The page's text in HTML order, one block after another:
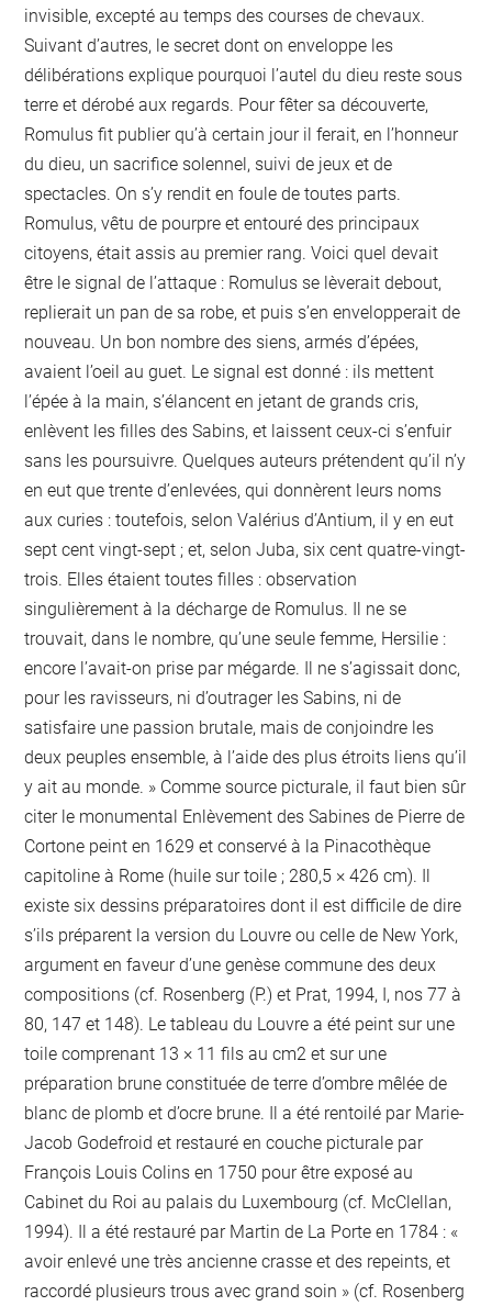
invisible, excepté au temps des courses de chevaux.
Suivant d’autres, le secret dont on enveloppe les
délibérations explique pourquoi l’autel du dieu reste sous
terre et dérobé aux regards. Pour fêter sa découverte,
Romulus fit publier qu’à certain jour il ferait, en l’honneur
du dieu, un sacrifice solennel, suivi de jeux et de
spectacles. On s’y rendit en foule de toutes parts.
Romulus, vêtu de pourpre et entouré des principaux
citoyens, était assis au premier rang. Voici quel devait
être le signal de l’attaque : Romulus se lèverait debout,
replierait un pan de sa robe, et puis s’en envelopperait de
nouveau. Un bon nombre des siens, armés d’épées,
avaient l’oeil au guet. Le signal est donné : ils mettent
l’épée à la main, s’élancent en jetant de grands cris,
enlèvent les filles des Sabins, et laissent ceux-ci s’enfuir
sans les poursuivre. Quelques auteurs prétendent qu’il n’y
en eut que trente d’enlevées, qui donnèrent leurs noms
aux curies : toutefois, selon Valérius d’Antium, il y en eut
sept cent vingt-sept ; et, selon Juba, six cent quatre-vingt-
trois. Elles étaient toutes filles : observation
singulièrement à la décharge de Romulus. Il ne se
trouvait, dans le nombre, qu’une seule femme, Hersilie :
encore l’avait-on prise par mégarde. Il ne s’agissait donc,
pour les ravisseurs, ni d’outrager les Sabins, ni de
satisfaire une passion brutale, mais de conjoindre les
deux peuples ensemble, à l’aide des plus étroits liens qu’il
y ait au monde. » Comme source picturale, il faut bien sûr
citer le monumental Enlèvement des Sabines de Pierre de
Cortone peint en 1629 et conservé à la Pinacothèque
capitoline à Rome (huile sur toile ; 280,5 × 426 cm). Il
existe six dessins préparatoires dont il est difficile de dire
s’ils préparent la version du Louvre ou celle de New York,
argument en faveur d’une genèse commune des deux
compositions (cf. Rosenberg (P.) et Prat, 1994, I, nos 77 à
80, 147 et 148). Le tableau du Louvre a été peint sur une
toile comprenant 13 × 11 fils au cm2 et sur une
préparation brune constituée de terre d’ombre mêlée de
blanc de plomb et d’ocre brune. Il a été rentoilé par Marie-
Jacob Godefroid et restauré en couche picturale par
François Louis Colins en 1750 pour être exposé au
Cabinet du Roi au palais du Luxembourg (cf. McClellan,
1994). Il a été restauré par Martin de La Porte en 1784 : «
avoir enlevé une très ancienne crasse et des repeints, et
raccordé plusieurs trous avec grand soin » (cf. Rosenberg